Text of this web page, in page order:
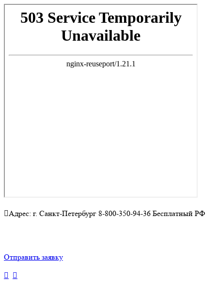
Адрес: г. Санкт-Петербург 8-800-350-94-36 Бесплатный РФ
Отправить заявку